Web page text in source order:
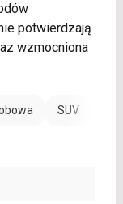
potwierdzają
wzmocniona
SUV